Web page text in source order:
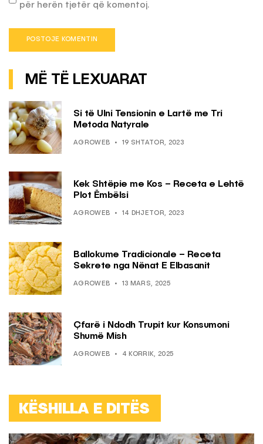
për herën tjetër që komentoj.
MË TË LEXUARAT
Si të Ulni Tensionin e Lartë me Tri
Metoda Natyrale
AGROWEB 19 SHTATOR, 2023
Kek Shtëpie me Kos – Receta e Lehtë
Plot Ëmbëlsi
AGROWEB 14 DHJETOR, 2023
Ballokume Tradicionale – Receta
Sekrete nga Nënat E Elbasanit
AGROWEB 13 MARS, 2025
Çfarë i Ndodh Trupit kur Konsumoni
Shumë Mish
AGROWEB 4 KORRIK, 2025
KËSHILLA E DITËS